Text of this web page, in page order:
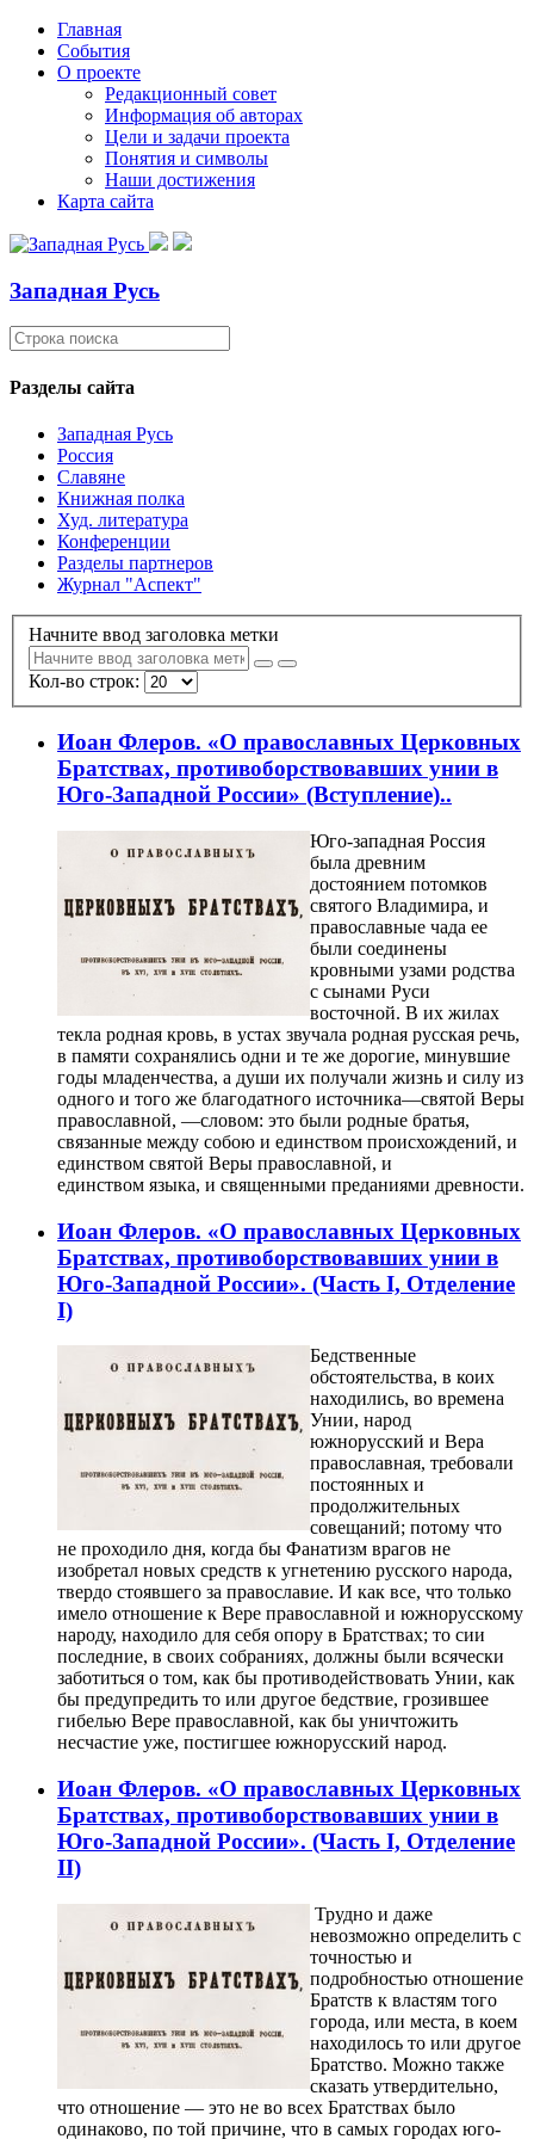
Главная
События
О проекте
Редакционный совет
Информация об авторах
Цели и задачи проекта
Понятия и символы
Наши достижения
Карта сайта
Западная Русь
Разделы сайта
Западная Русь
Россия
Славяне
Книжная полка
Худ. литература
Конференции
Разделы партнеров
Журнал "Аспект"
Начните ввод заголовка метки
Кол-во строк:
Иоан Флеров. «О православных Церковных
Братствах, противоборствовавших унии в
Юго-Западной России» (Вступление)..
Юго-западная Россия
была древним
достоянием потомков
святого Владимира, и
православные чада ее
были соединены
кровными узами родства
с сынами Руси
восточной. В их жилах
текла родная кровь, в устах звучала родная русская речь,
в памяти сохранялись одни и те же дорогие, минувшие
годы младенчества, а души их получали жизнь и силу из
одного и того же благодатного источника—святой Веры
православной, —словом: это были родные братья,
связанные между собою и единством происхождений, и
единством святой Веры православной, и
единством языка, и священными преданиями древности.
Иоан Флеров. «О православных Церковных
Братствах, противоборствовавших унии в
Юго-Западной России». (Часть I, Отделение
I)
Бедственные
обстоятельства, в коих
находились, во времена
Унии, народ
южнорусский и Вера
православная, требовали
постоянных и
продолжительных
совещаний; потому что
не проходило дня, когда бы Фанатизм врагов не
изобретал новых средств к угнетению русского народа,
твердо стоявшего за православие. И как все, что только
имело отношение к Вере православной и южнорусскому
народу, находило для себя опору в Братствах; то сии
последние, в своих собраниях, должны были всячески
заботиться о том, как бы противодействовать Унии, как
бы предупредить то или другое бедствие, грозившее
гибелью Вере православной, как бы уничтожить
несчастие уже, постигшее южнорусский народ.
Иоан Флеров. «О православных Церковных
Братствах, противоборствовавших унии в
Юго-Западной России». (Часть I, Отделение
II)
Трудно и даже
невозможно определить с
точностью и
подробностью отношение
Братств к властям того
города, или места, в коем
находилось то или другое
Братство. Можно также
сказать утвердительно,
что отношение — это не во всех Братствах было
одинаково, по той причине, что в самых городах юго-